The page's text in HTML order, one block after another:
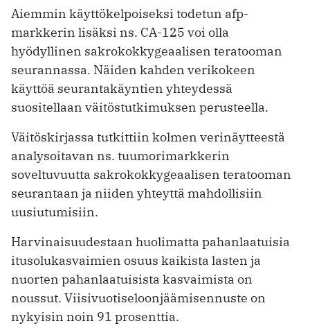
Aiemmin käyttökelpoiseksi todetun afp-
markkerin lisäksi ns. CA-125 voi olla
hyödyllinen sakrokokkygeaalisen teratooman
seurannassa. Näiden kahden verikokeen
käyttöä seurantakäyntien yhteydessä
suositellaan väitöstutkimuksen perusteella.
Väitöskirjassa tutkittiin kolmen verinäytteestä
analysoitavan ns. tuumorimarkkerin
soveltuvuutta sakrokokkygeaalisen teratooman
seurantaan ja niiden yhteyttä mahdollisiin
uusiutumisiin.
Harvinaisuudestaan huolimatta pahanlaatuisia
itusolukasvaimien osuus kaikista lasten ja
nuorten pahanlaatuisista kasvaimista on
noussut. Viisivuotiseloonjäämisennuste on
nykyisin noin 91 prosenttia.